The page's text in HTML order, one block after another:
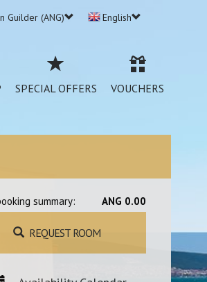
Guilder (ANG) English
SPECIAL OFFERS VOUCHERS
summary: ANG 0.00
REQUEST ROOM